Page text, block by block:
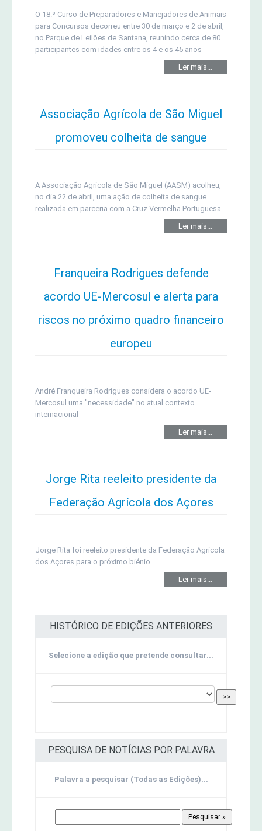
O 18.º Curso de Preparadores e Manejadores de Animais
para Concursos decorreu entre 30 de março e 2 de abril,
no Parque de Leilões de Santana, reunindo cerca de 80
participantes com idades entre os 4 e os 45 anos
Ler mais...
Associação Agrícola de São Miguel
promoveu colheita de sangue
A Associação Agrícola de São Miguel (AASM) acolheu,
no dia 22 de abril, uma ação de colheita de sangue
realizada em parceria com a Cruz Vermelha Portuguesa
Ler mais...
Franqueira Rodrigues defende
acordo UE-Mercosul e alerta para
riscos no próximo quadro financeiro
europeu
André Franqueira Rodrigues considera o acordo UE-
Mercosul uma "necessidade" no atual contexto
internacional
Ler mais...
Jorge Rita reeleito presidente da
Federação Agrícola dos Açores
Jorge Rita foi reeleito presidente da Federação Agrícola
dos Açores para o próximo biénio
Ler mais...
HISTÓRICO DE EDIÇÕES ANTERIORES
Selecione a edição que pretende consultar...
PESQUISA DE NOTÍCIAS POR PALAVRA
Palavra a pesquisar (Todas as Edições)...